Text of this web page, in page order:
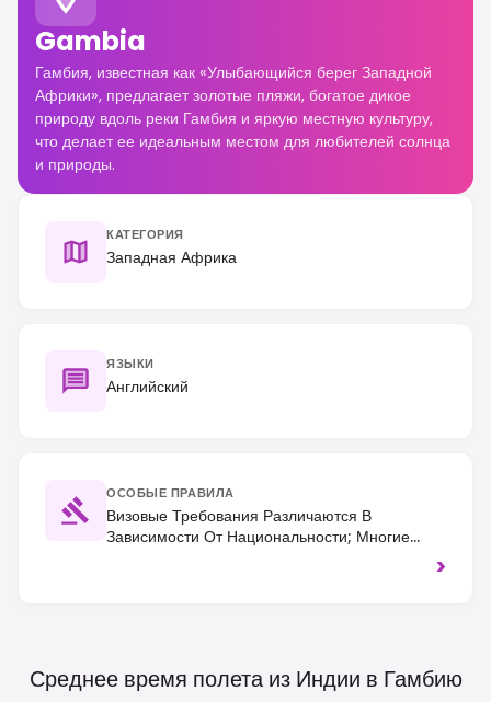
Gambia
Гамбия, известная как «Улыбающийся берег Западной
Африки», предлагает золотые пляжи, богатое дикое
природу вдоль реки Гамбия и яркую местную культуру,
что делает ее идеальным местом для любителей солнца
и природы.
КАТЕГОРИЯ
Западная Африка
ЯЗЫКИ
Английский
ОСОБЫЕ ПРАВИЛА
Визовые Требования Различаются В
Зависимости От Национальности; Многие
Могут Въезжать Без Визы На Срок До 90 Дней.>
Среднее время полета из Индии в Гамбию